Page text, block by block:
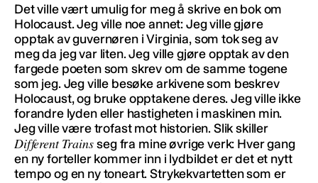
Det ville vært umulig for meg å skrive en bok om
Holocaust. Jeg ville noe annet: Jeg ville gjøre
opptak av guvernøren i Virginia, som tok seg av
meg da jeg var liten. Jeg ville gjøre opptak av den
fargede poeten som skrev om de samme togene
som jeg. Jeg ville besøke arkivene som beskrev
Holocaust, og bruke opptakene deres. Jeg ville ikke
forandre lyden eller hastigheten i maskinen min.
Jeg ville være trofast mot historien. Slik skiller
Different Trainsseg fra mine øvrige verk: Hver gang
en ny forteller kommer inn i lydbildet er det et nytt
tempo og en ny toneart. Strykekvartetten som er